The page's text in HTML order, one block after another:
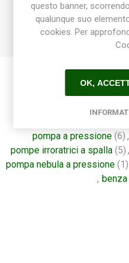
- Lancia in
- Valvola di
Etichetta
pompa a pressione (6) ,
pompe irroratrici a spalla (5) ,
pompa nebula a pressione (1)
,
questo banner,
qualunque suo
cookies. Per
OK,